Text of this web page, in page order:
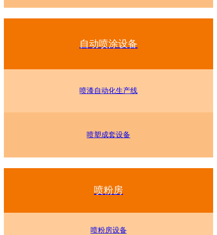
自动喷涂设备
喷漆自动化生产线
喷塑成套设备
喷粉房
喷粉房设备